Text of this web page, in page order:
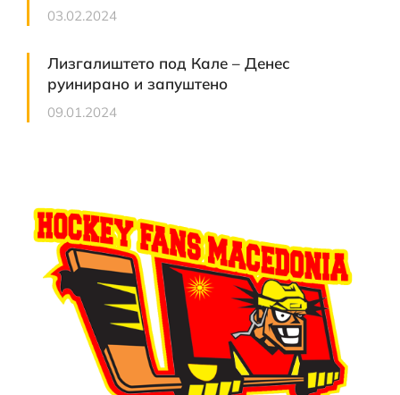
03.02.2024
Лизгалиштето под Кале – Денес
руинирано и запуштено
09.01.2024